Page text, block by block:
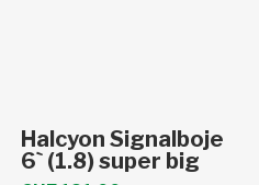
In den Warenkorb
Halcyon Signalboje
6` (1.8) super big